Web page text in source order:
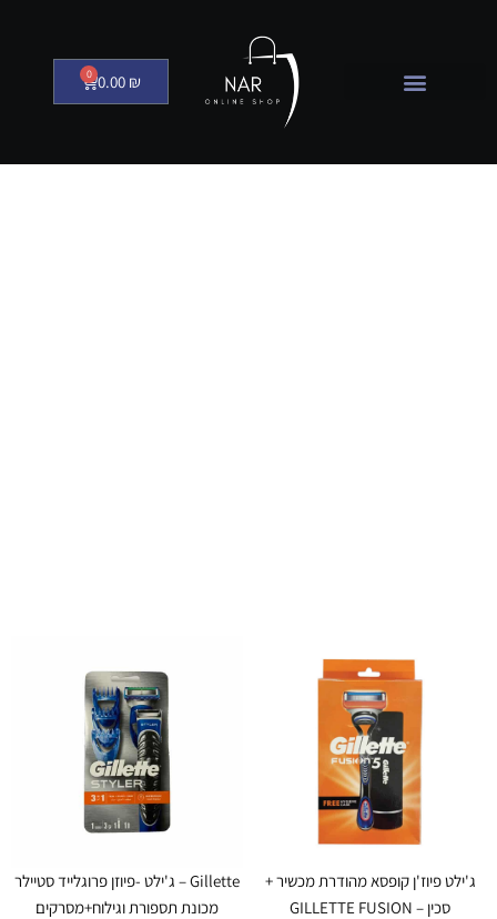
0.00 ₪
0
ג'ילט פיוז'ן קופסא מהודרת מכשיר +
סכין – GILLETTE FUSION
Gillette – ג'ילט -פיוזן פרוגלייד סטיילר
מכונת תספורת וגילוח+מסרקים